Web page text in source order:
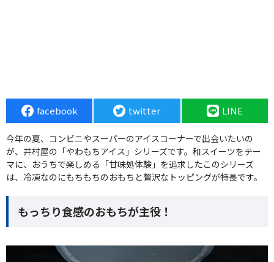
facebook twitter LINE
今年の夏、コンビニやスーパーのアイスコーナーで出会いたいの
が、井村屋の「やわもちアイス」シリーズです。和スイーツをテー
マに、おうちで楽しめる「甘味処体験」を追求したこのシリーズ
は、冷凍なのにもちもちのおもちと贅沢なトッピングが特長です。
もっちり食感のおもちが主役！